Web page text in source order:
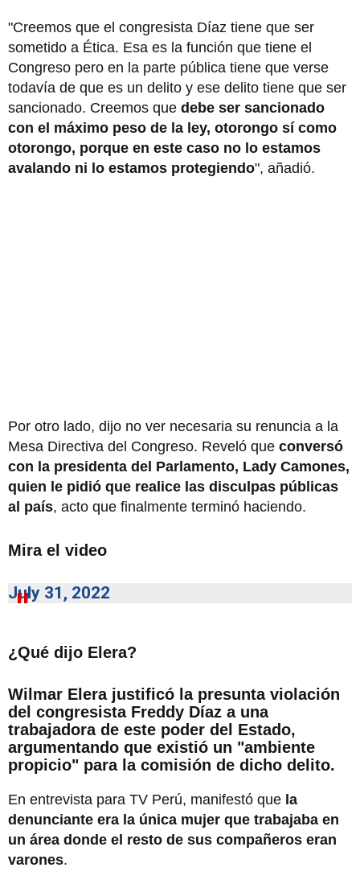
"Creemos que el congresista Díaz tiene que ser
sometido a Ética. Esa es la función que tiene el
Congreso pero en la parte pública tiene que verse
todavía de que es un delito y ese delito tiene que ser
sancionado. Creemos que debe ser sancionado
con el máximo peso de la ley, otorongo sí como
otorongo, porque en este caso no lo estamos
avalando ni lo estamos protegiendo", añadió.
Por otro lado, dijo no ver necesaria su renuncia a la
Mesa Directiva del Congreso. Reveló que conversó
con la presidenta del Parlamento, Lady Camones,
quien le pidió que realice las disculpas públicas
al país, acto que finalmente terminó haciendo.
Mira el video
July 31, 2022
¿Qué dijo Elera?
Wilmar Elera justificó la presunta violación
del congresista Freddy Díaz a una
trabajadora de este poder del Estado,
argumentando que existió un "ambiente
propicio" para la comisión de dicho delito.
En entrevista para TV Perú, manifestó que la
denunciante era la única mujer que trabajaba en
un área donde el resto de sus compañeros eran
varones.